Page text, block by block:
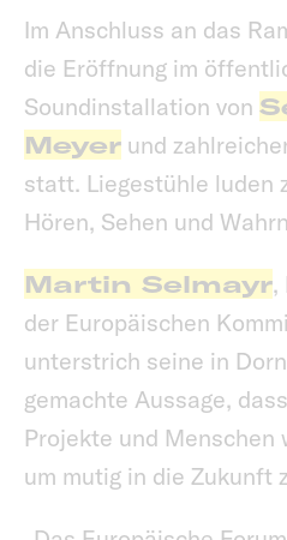
Im Anschluss an das
die Eröffnung im
Soundinstallation von
Meyer und
statt. Liegestühle luden
Hören, Sehen und
Martin Selmayr,
der Europäischen
unterstrich seine in
gemachte Aussage,
Projekte und Menschen
um mutig in die Zukunft